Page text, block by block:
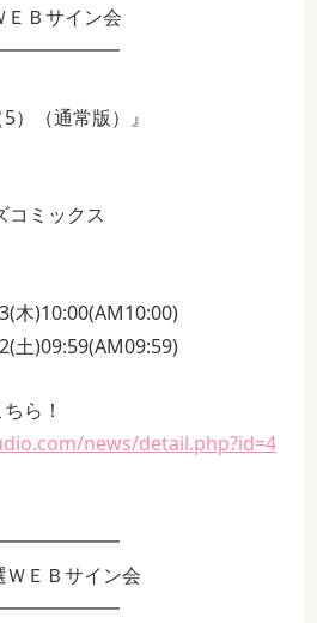
Ｂサイン会
）（通常版）』
コミックス
木)10:00(AM10:00)
土)09:59(AM09:59)
ら！
news/detail.php?id=4
ＥＢサイン会